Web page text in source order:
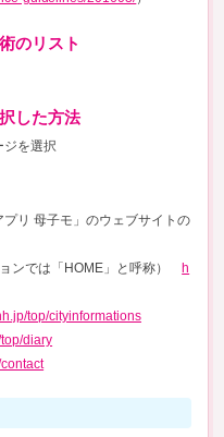
のリスト
した方法
ジを選択
リ 母子モ」のウェブサイトの
ンでは「HOME」と呼称） h
top/cityinformations
diary